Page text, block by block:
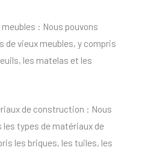
: Nous pouvons
de vieux meubles, y compris
les matelas et les
de construction : Nous
les types de matériaux de
les briques, les tuiles, les